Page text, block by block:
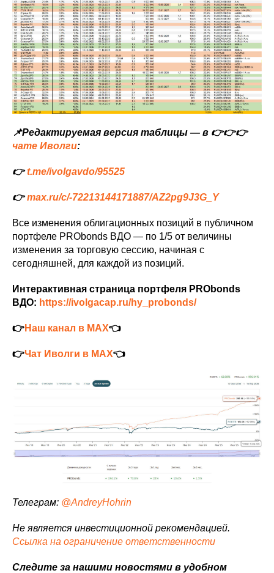
📌Редактируемая версия таблицы — в 👉👉👉
чате Иволги:
👉t.me/ivolgavdo/95525
👉max.ru/c/-72213144171887/AZ2pg9J3G_Y
Все изменения облигационных позиций в публичном
портфеле PRObonds ВДО — по 1/5 от величины
изменения за торговую сессию, начиная с
сегодняшней, для каждой из позиций.
Интерактивная страница портфеля PRObonds
ВДО: https://ivolgacap.ru/hy_probonds/
👉Наш канал в MAX👈
👉Чат Иволги в MAX👈
Телеграм: @AndreyHohrin
Не является инвестиционной рекомендацией.
Ссылка на ограничение ответственности
Следите за нашими новостями в удобном